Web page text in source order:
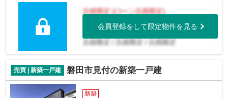
会員登録をして限定物件を見る
売買 | 新築一戸建 磐田市見付の新築一戸建
新築